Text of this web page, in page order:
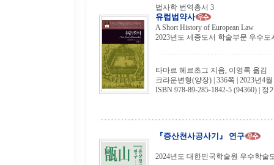
법사학 번역총서 3
유럽법약사
A Short History of European Law
2023년도 세종도서 학술부문 우수도
타마르 헤르초그 지음, 이영록 옮김
크라운변형(양장) | 336쪽 | 2023년4
ISBN 978-89-285-1842-5 (94360) | 정
『증산천사공사기』 연구
2024년도 대한민국학술원 우수학술